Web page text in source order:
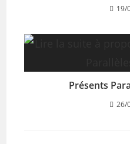
19/
Présents
26/